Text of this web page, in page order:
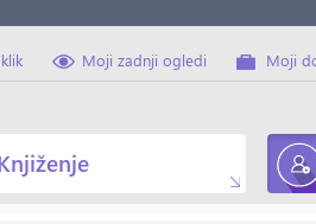
Moji zadnji ogledi Moji